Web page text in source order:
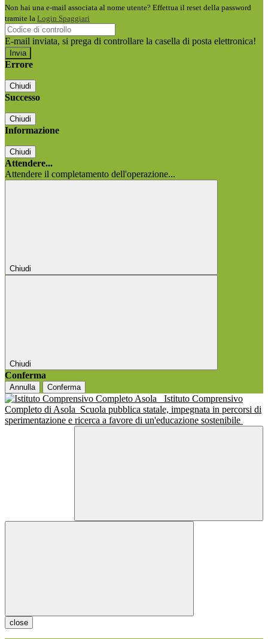
Non hai una e-mail associata al nome utente? Effettua il reset della password
tramite la Login Spaggiari
E-mail inviata, si prega di controllare la casella di posta elettronica!
Errore
Chiudi
Successo
Chiudi
Informazione
Chiudi
Attendere...
Attendere il completamento dell'operazione...
Chiudi
Chiudi
Conferma
Annulla Conferma
Istituto Comprensivo
Completo di Asola Scuola pubblica statale, impegnata in percorsi di
sperimentazione e ricerca a favore di un'educazione sostenibile
close